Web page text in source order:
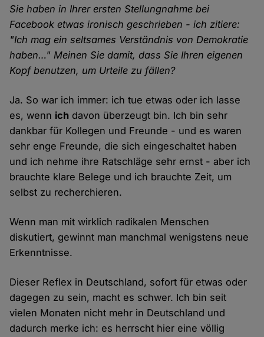
Sie haben in Ihrer ersten Stellungnahme bei
Facebook etwas ironisch geschrieben - ich zitiere:
"Ich mag ein seltsames Verständnis von Demokratie
haben…" Meinen Sie damit, dass Sie Ihren eigenen
Kopf benutzen, um Urteile zu fällen?
Ja. So war ich immer: ich tue etwas oder ich lasse
es, wenn ich davon überzeugt bin. Ich bin sehr
dankbar für Kollegen und Freunde - und es waren
sehr enge Freunde, die sich eingeschaltet haben
und ich nehme ihre Ratschläge sehr ernst - aber ich
brauchte klare Belege und ich brauchte Zeit, um
selbst zu recherchieren.
Wenn man mit wirklich radikalen Menschen
diskutiert, gewinnt man manchmal wenigstens neue
Erkenntnisse.
Dieser Reflex in Deutschland, sofort für etwas oder
dagegen zu sein, macht es schwer. Ich bin seit
vielen Monaten nicht mehr in Deutschland und
dadurch merke ich: es herrscht hier eine völlig